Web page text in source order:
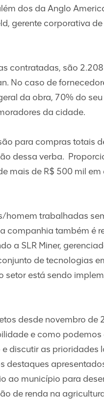
dos da Anglo
gerente corporativa
contratadas, são
No caso de
da obra, 70% do
da cidade.
para compras totais
dessa verba.
mais de R$ 500 mil
homem trabalhadas
companhia também é
a SLR Miner,
de tecnologias
está sendo
desde novembro de
e como podemos
discutir as prioridades
destaques
ao município para
de renda na